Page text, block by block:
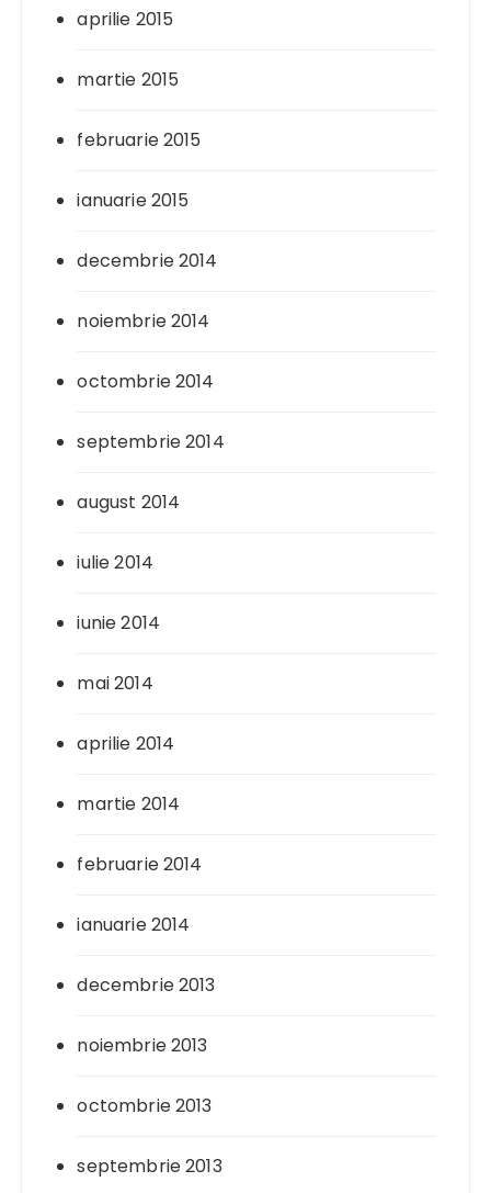
aprilie 2015
martie 2015
februarie 2015
ianuarie 2015
decembrie 2014
noiembrie 2014
octombrie 2014
septembrie 2014
august 2014
iulie 2014
iunie 2014
mai 2014
aprilie 2014
martie 2014
februarie 2014
ianuarie 2014
decembrie 2013
noiembrie 2013
octombrie 2013
septembrie 2013